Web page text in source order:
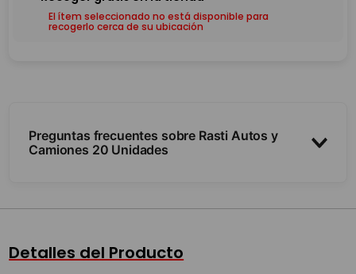
El ítem seleccionado no está disponible para
recogerlo cerca de su ubicación
Preguntas frecuentes sobre Rasti Autos y
Camiones 20 Unidades
Detalles del Producto